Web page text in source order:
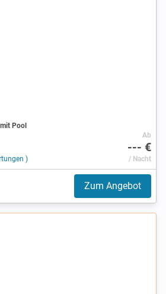
Pool
)
Ab
--- €
/ Nacht
Zum Angebot